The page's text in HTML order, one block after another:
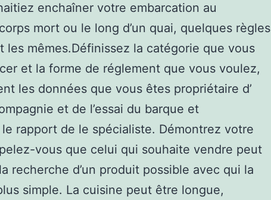
enchaîner votre embarcation au
mort ou le long d’un quai, quelques règles
les mêmes.Définissez la catégorie que vous
et la forme de réglement que vous voulez,
les données que vous êtes propriétaire d’
et de l’essai du barque et
rapport de le spécialiste. Démontrez votre
vous que celui qui souhaite vendre peut
recherche d’un produit possible avec qui la
simple. La cuisine peut être longue,